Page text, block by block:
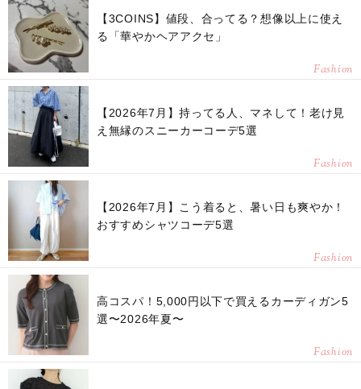
【3COINS】値段、合ってる？想像以上に使え
る「華やかヘアアクセ」
Fashion
【2026年7月】持ってる人、マネして！老け見
え無縁のスニーカーコーデ5選
Fashion
【2026年7月】こう着ると、暑い日も爽やか！
おすすめシャツコーデ5選
Fashion
高コスパ！5,000円以下で買えるカーディガン5
選〜2026年夏〜
Fashion